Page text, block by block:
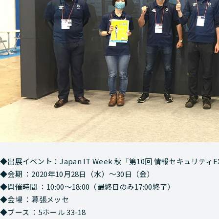
◆出展イベント：Japan IT Week 秋「第10回 情報セキュリティ
◆会期 ：2020年10月28日（水）～30日（金）
◆開催時間 ：10:00～18:00（最終日のみ17:00終了）
◆会場 ：幕張メッセ
◆ブース ：5ホール 33-18